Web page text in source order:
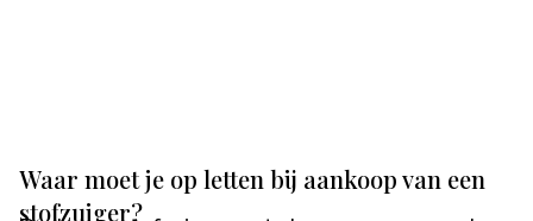
Waar moet je op letten bij aankoop van een
stofzuiger?